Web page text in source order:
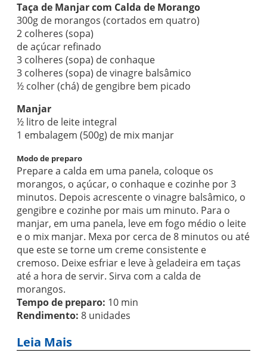
Taça de Manjar com Calda de Morango
300g de morangos (cortados em quatro)
2 colheres (sopa)
de açúcar refinado
3 colheres (sopa) de conhaque
3 colheres (sopa) de vinagre balsâmico
½ colher (chá) de gengibre bem picado
Manjar
½ litro de leite integral
1 embalagem (500g) de mix manjar
Modo de preparo
Prepare a calda em uma panela, coloque os
morangos, o açúcar, o conhaque e cozinhe por 3
minutos. Depois acrescente o vinagre balsâmico, o
gengibre e cozinhe por mais um minuto. Para o
manjar, em uma panela, leve em fogo médio o leite
e o mix manjar. Mexa por cerca de 8 minutos ou até
que este se torne um creme consistente e
cremoso. Deixe esfriar e leve à geladeira em taças
até a hora de servir. Sirva com a calda de
morangos.
Tempo de preparo: 10 min
Rendimento: 8 unidades
Leia Mais